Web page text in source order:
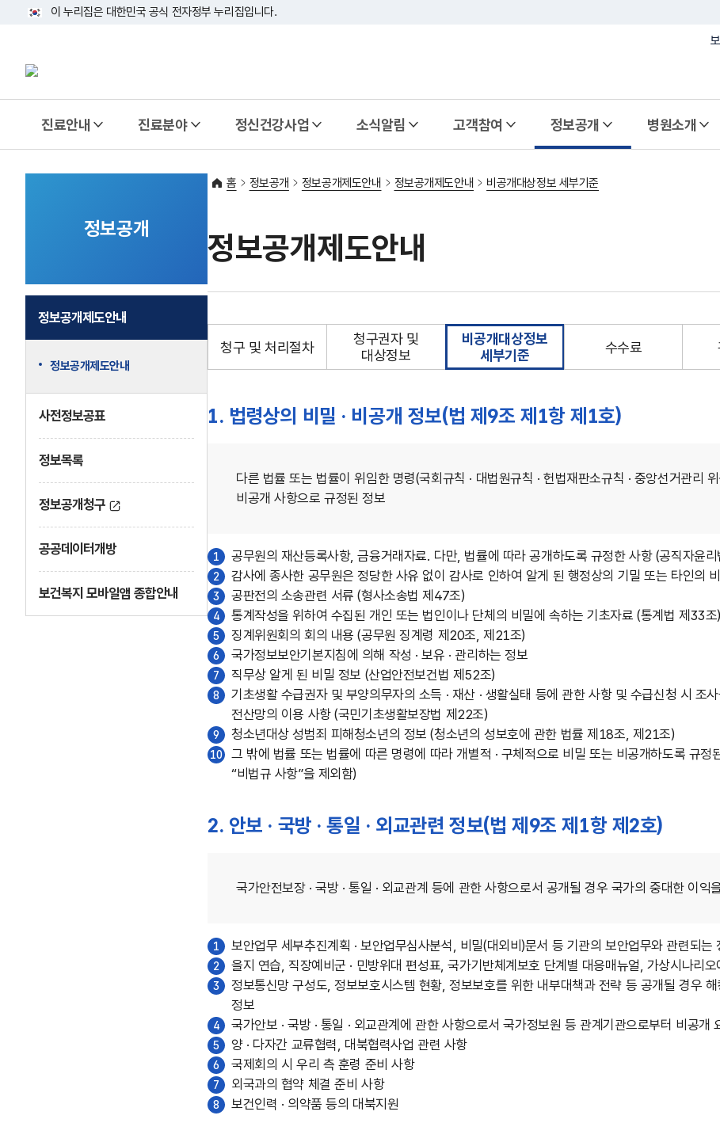
이 누리집은 대한민국 공식 전자정부 누리집입니다.
진료안내 진료분야 정신건강사업 소식알림 고객참여 정보공개 병원소개
정보공개
정보공개제도안내
정보공개제도안내
사전정보공표
정보목록
정보공개청구
공공데이터개방
보건복지 모바일앱 종합안내
홈 정보공개 정보공개제도안내 정보공개제도안내 비공개대상정보 세부기준
정보공개제도안내
청구 및 처리절차
청구권자 및
대상정보
비공개대상정보
세부기준
수수료
1. 법령상의 비밀 · 비공개 정보(법 제9조 제1항 제1호)
다른 법률 또는 법률이 위임한 명령(국회규칙 · 대법원규칙 · 헌법재판소규칙 · 중앙선거관리
비공개 사항으로 규정된 정보
1 공무원의 재산등록사항, 금융거래자료. 다만, 법률에 따라 공개하도록 규정한 사항 (공직자윤
2 감사에 종사한 공무원은 정당한 사유 없이 감사로 인하여 알게 된 행정상의 기밀 또는 타인의
3 공판전의 소송관련 서류 (형사소송법 제47조)
4 통계작성을 위하여 수집된 개인 또는 법인이나 단체의 비밀에 속하는 기초자료 (통계법 제33조)
5 징계위원회의 회의 내용 (공무원 징계령 제20조, 제21조)
6 국가정보보안기본지침에 의해 작성 · 보유 · 관리하는 정보
7 직무상 알게 된 비밀 정보 (산업안전보건법 제52조)
8
기초생활 수급권자 및 부양의무자의 소득 · 재산 · 생활실태 등에 관한 사항 및 수급신청 시 조
전산망의 이용 사항 (국민기초생활보장법 제22조)
9 청소년대상 성범죄 피해청소년의 정보 (청소년의 성보호에 관한 법률 제18조, 제21조)
10
그 밖에 법률 또는 법률에 따른 명령에 따라 개별적 · 구체적으로 비밀 또는 비공개하도록 규정
“비법규 사항”을 제외함)
2. 안보 · 국방 · 통일 · 외교관련 정보(법 제9조 제1항 제2호)
국가안전보장 · 국방 · 통일 · 외교관계 등에 관한 사항으로서 공개될 경우 국가의 중대한 이
1 보안업무 세부추진계획 · 보안업무심사분석, 비밀(대외비)문서 등 기관의 보안업무와 관련되는
2 을지 연습, 직장예비군 · 민방위대 편성표, 국가기반체계보호 단계별 대응매뉴얼, 가상시나리
3
정보통신망 구성도, 정보보호시스템 현황, 정보보호를 위한 내부대책과 전략 등 공개될 경우
정보
4 국가안보 · 국방 · 통일 · 외교관계에 관한 사항으로서 국가정보원 등 관계기관으로부터 비공개
5 양 · 다자간 교류협력, 대북협력사업 관련 사항
6 국제회의 시 우리 측 훈령 준비 사항
7 외국과의 협약 체결 준비 사항
8 보건인력 · 의약품 등의 대북지원